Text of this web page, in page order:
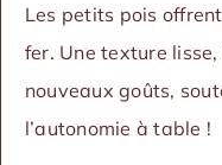
Les petits pois
fer. Une texture
nouveaux goûts,
l’autonomie à table !